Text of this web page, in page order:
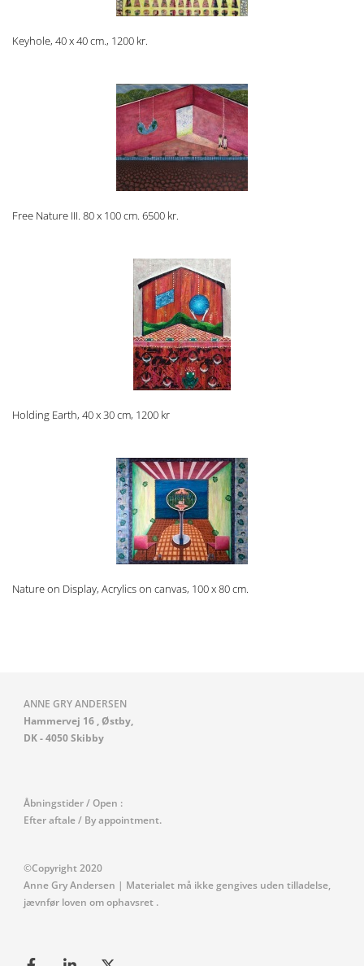
Keyhole, 40 x 40 cm., 1200 kr.
Free Nature III. 80 x 100 cm. 6500 kr.
Holding Earth, 40 x 30 cm, 1200 kr
Nature on Display, Acrylics on canvas, 100 x 80 cm.
ANNE GRY ANDERSEN
Hammervej 16 , Østby,
DK - 4050 Skibby
Åbningstider / Open :
Efter aftale / By appointment.
©Copyright2020
Anne Gry Andersen | Materialet må ikke gengives uden tilladelse,
jævnfør loven om ophavsret .